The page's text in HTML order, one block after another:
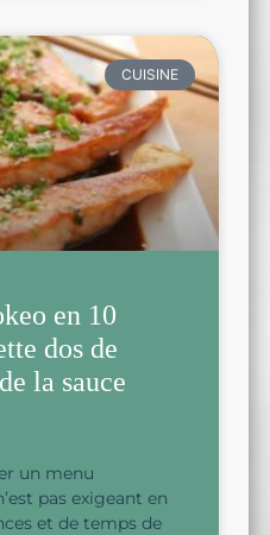
CUISINE
en 10
dos de
la sauce
un menu
pas exigeant en
et de temps de